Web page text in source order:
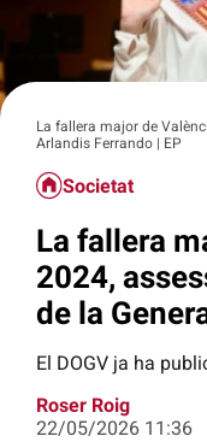
La fallera major de
Arlandis Ferrando | EP
Societat
La fallera
2024,
de la
El DOGV ja ha
Roser Roig
22/05/2026 11:36